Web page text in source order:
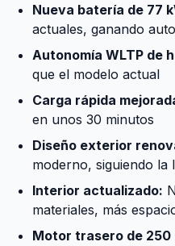
Nueva batería de 77
actuales, ganando
Autonomía WLTP de
que el modelo actual
Carga rápida
en unos 30 minutos
Diseño exterior
moderno, siguiendo la
Interior actualizado:
materiales, más
Motor trasero de